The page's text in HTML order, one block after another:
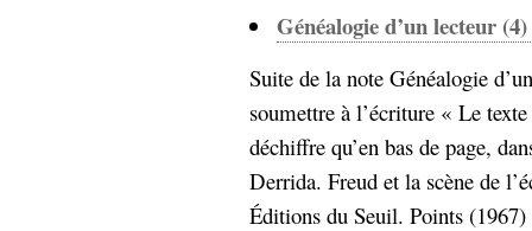
Généalogie d’un lecteur
Suite de la note Généalogie
soumettre à l’écriture « Le
déchiffre qu’en bas de page,
Derrida. Freud et la scène de
Éditions du Seuil. Points